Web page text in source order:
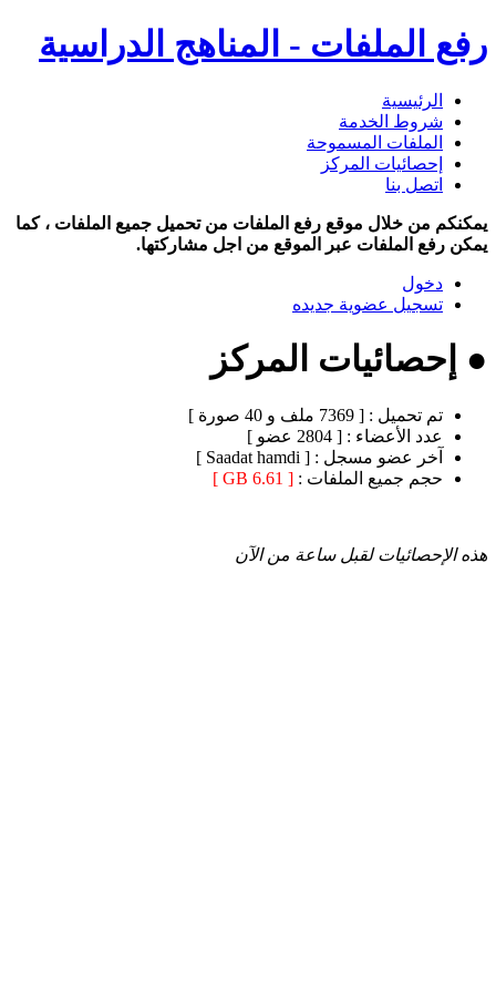
رفع الملفات - المناهج الدراسية
الرئيسية
شروط الخدمة
الملفات المسموحة
إحصائيات المركز
اتصل بنا
يمكنكم من خلال موقع رفع الملفات من تحميل جميع الملفات ، كما
يمكن رفع الملفات عبر الموقع من اجل مشاركتها.
دخول
تسجيل عضوية جديده
● إحصائيات المركز
تم تحميل : [ 7369 ملف و 40 صورة ]
عدد الأعضاء : [ 2804 عضو ]
آخر عضو مسجل : [ Saadat hamdi ]
حجم جميع الملفات : [ 6.61 GB ]
هذه الإحصائيات لقبل ساعة من الآن